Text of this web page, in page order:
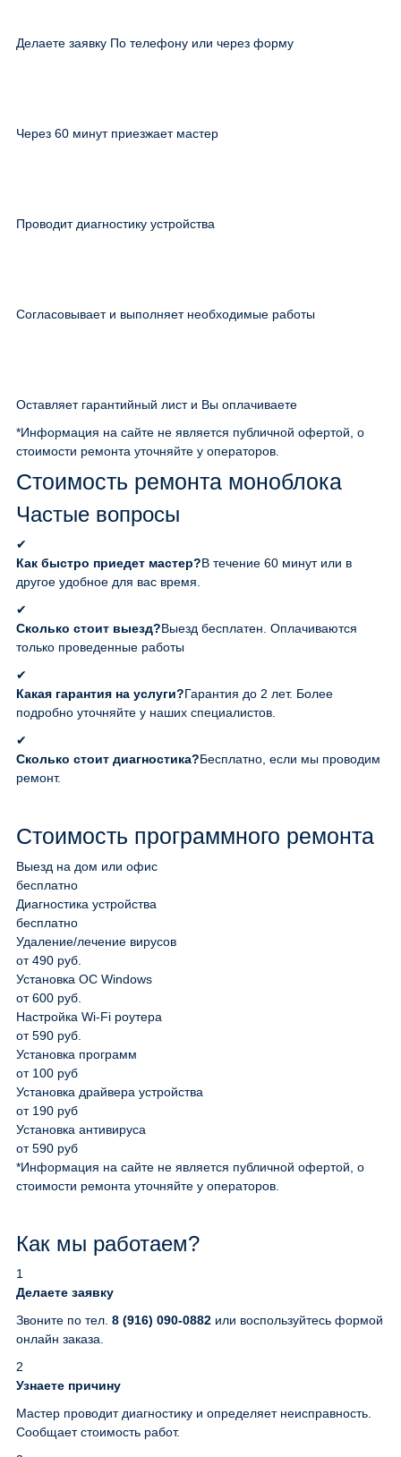
Делаете заявку По телефону или через форму
Через 60 минут приезжает мастер
Проводит диагностику устройства
Согласовывает и выполняет необходимые работы
Оставляет гарантийный лист и Вы оплачиваете
*Информация на сайте не является публичной офертой, о
стоимости ремонта уточняйте у операторов.
Стоимость ремонта моноблока
Частые вопросы
✔
Как быстро приедет мастер?В течение 60 минут или в
другое удобное для вас время.
✔
Сколько стоит выезд?Выезд бесплатен. Оплачиваются
только проведенные работы
✔
Какая гарантия на услуги?Гарантия до 2 лет. Более
подробно уточняйте у наших специалистов.
✔
Сколько стоит диагностика?Бесплатно, если мы проводим
ремонт.
Стоимость программного ремонта
Выезд на дом или офис
бесплатно
Диагностика устройства
бесплатно
Удаление/лечение вирусов
от 490 руб.
Установка ОС Windows
от 600 руб.
Настройка Wi-Fi роутера
от 590 руб.
Установка программ
от 100 руб
Установка драйвера устройства
от 190 руб
Установка антивируса
от 590 руб
*Информация на сайте не является публичной офертой, о
стоимости ремонта уточняйте у операторов.
Как мы работаем?
1
Делаете заявку
Звоните по тел. 8 (916) 090-0882 или воспользуйтесь формой
онлайн заказа.
2
Узнаете причину
Мастер проводит диагностику и определяет неисправность.
Сообщает стоимость работ.